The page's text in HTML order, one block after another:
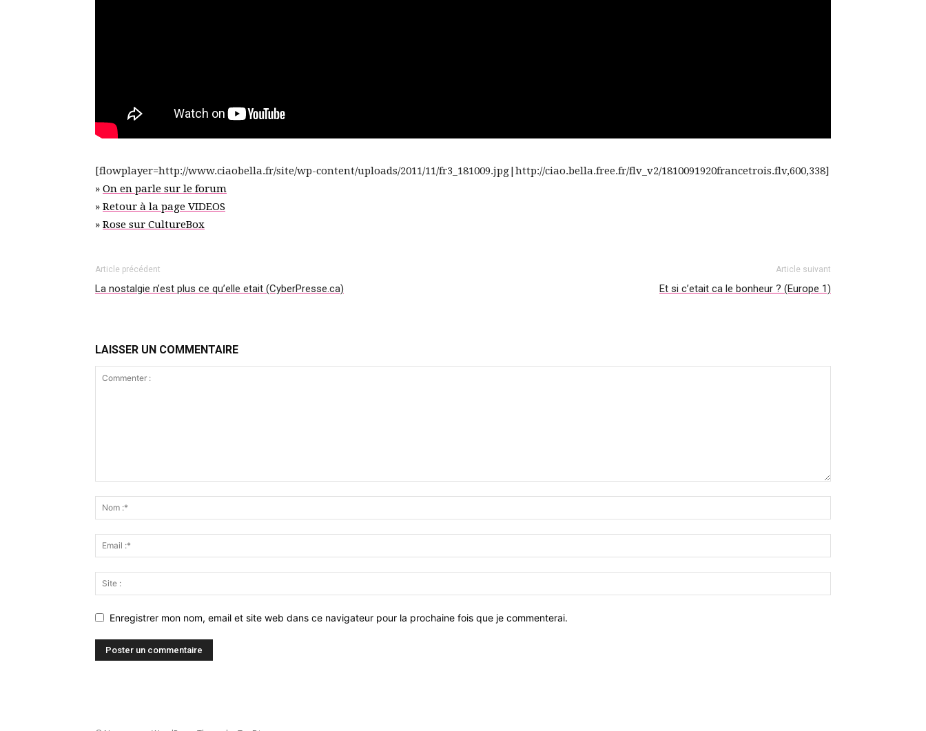
[flowplayer=http://www.ciaobella.fr/site/wp-content/uploads/2011/11/fr3_181009.jpg|http://ciao.bella.free.fr/flv_v2/1810091920francetrois.flv,600,338]
» On en parle sur le forum
» Retour à la page VIDEOS
» Rose sur CultureBox
Article précédent
La nostalgie n’est plus ce qu’elle etait (CyberPresse.ca)
Article suivant
Et si c’etait ca le bonheur ? (Europe 1)
LAISSER UN COMMENTAIRE
Enregistrer mon nom, email et site web dans ce navigateur pour la prochaine fois que je commenterai.